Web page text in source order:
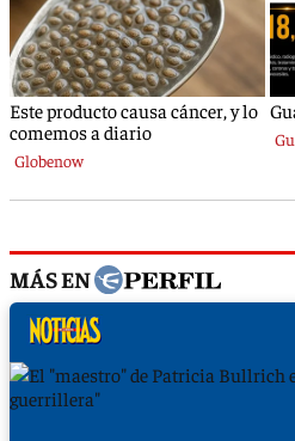
MÁS EN